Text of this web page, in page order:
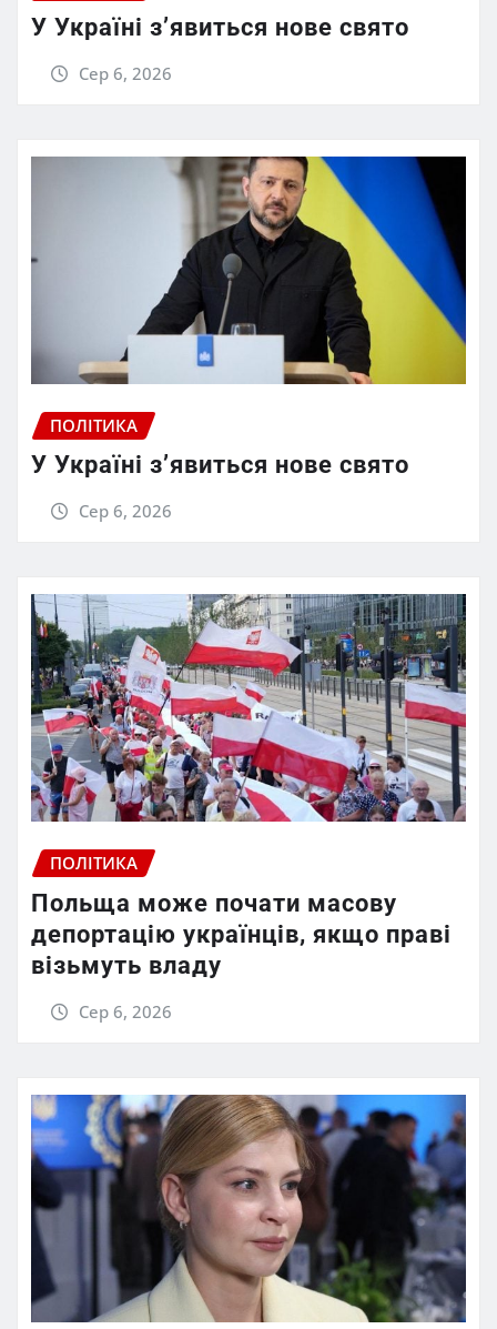
У Україні з’явиться нове свято
Сер 6, 2026
ПОЛІТИКА
У Україні з’явиться нове свято
Сер 6, 2026
ПОЛІТИКА
Польща може почати масову
депортацію українців, якщо праві
візьмуть владу
Сер 6, 2026